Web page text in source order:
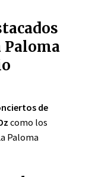
Paloma
de
como los
Paloma